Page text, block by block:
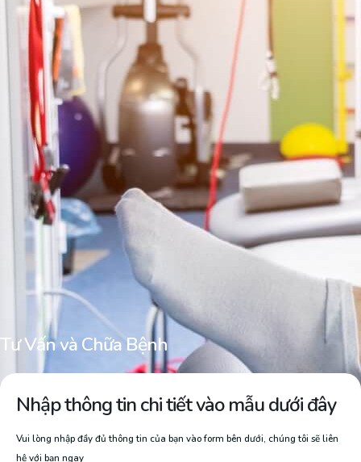
Tư Vấn và Chữa Bệnh
Nhập thông tin chi tiết vào mẫu dưới đây
Vui lòng nhập đầy đủ thông tin của bạn vào form bên dưới, chúng tôi sẽ liên
hệ với bạn ngay